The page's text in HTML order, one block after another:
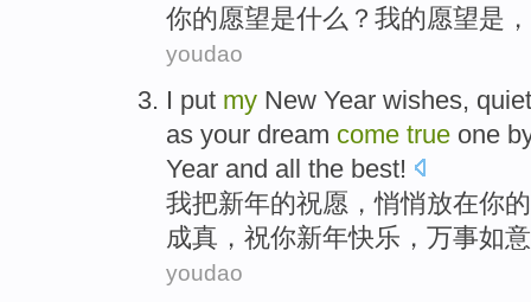
你的愿望是什么 ？ 我的愿望是，
youdao
I put my New Year wishes,
as your dream come true one
Year and all the best!
我把新年的祝愿 ，悄悄放在你的
成真 ， 祝你新年快乐 ，万事如
youdao